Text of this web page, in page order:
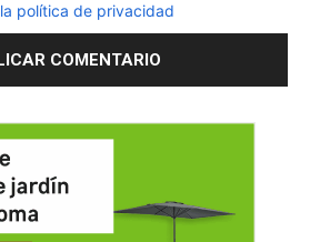
la política de privacidad